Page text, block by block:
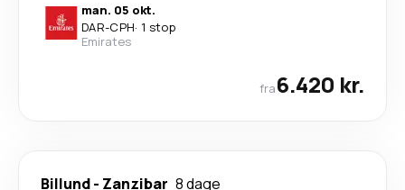
man. 05 okt.
DAR-CPH· 1 stop
Emirates
fra6.420 kr.
Billund- Zanzibar 8 dage